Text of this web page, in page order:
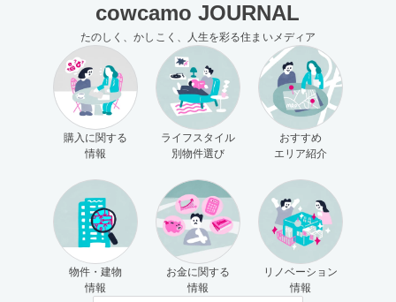
cowcamo JOURNAL
たのしく、かしこく、人生を彩る住まいメディア
購入に関する
情報
ライフスタイル
別物件選び
おすすめ
エリア紹介
物件・建物
情報
お金に関する
情報
リノベーション
情報